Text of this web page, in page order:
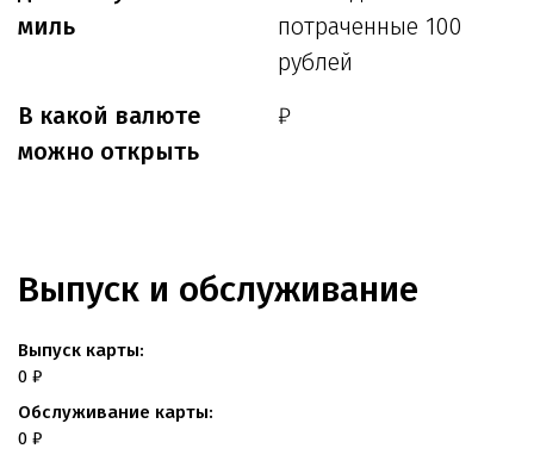
миль
потраченные 100
рублей
В какой валюте
можно открыть
₽
Выпуск и обслуживание
Выпуск карты:
0 ₽
Обслуживание карты:
0 ₽